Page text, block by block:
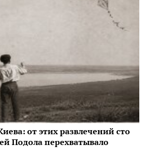
от этих развлечений сто
Подола перехватывало